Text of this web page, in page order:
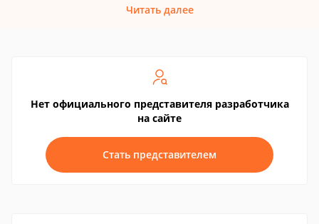
Читать далее
Нет официального представителя разработчика
на сайте
Стать представителем